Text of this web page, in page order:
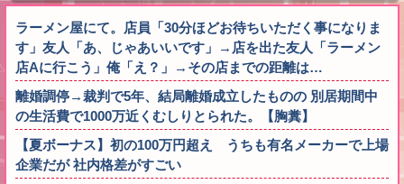
ラーメン屋にて。店員「30分ほどお待ちいただく事になりま
す」友人「あ、じゃあいいです」→店を出た友人「ラーメン
店Aに行こう」俺「え？」→その店までの距離は…
離婚調停→裁判で5年、結局離婚成立したものの 別居期間中
の生活費で1000万近くむしりとられた。【胸糞】
【夏ボーナス】初の100万円超え うちも有名メーカーで上場
企業だが 社内格差がすごい